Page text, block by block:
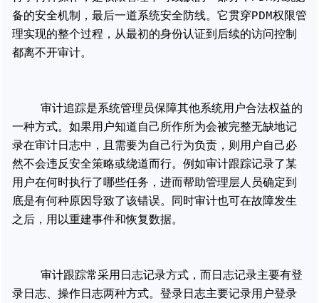
备的安全机制，最后一道系统安全防线。它贯穿PDM权限管
理实现的整个过程，从最初的身份认证到后续的访问控制
都离不开审计。
审计追踪是系统管理员保障其他系统用户合法权益的
一种方式。如果用户知道自己所作所为会被完整无缺地记
录在审计日志中，且需要为自己行为负责，则用户自己必
然不会违反安全策略或绕道而行。例如审计跟踪记录了某
用户在何时执行了哪些任务，进而帮助管理层人员确定到
底是有何种原因导致了该错误。同时审计也可在故障发生
之后，用以重建事件和恢复数据。
审计跟踪常采用日志记录方式，而日志记录主要有登
录日志、操作日志两种方式。登录日志主要记录用户登录